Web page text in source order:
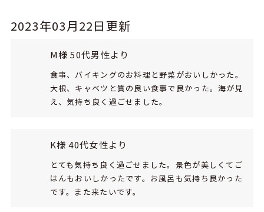
2023年03月22日更新
M様 50代男性より
食事、バイキングのお料理と野菜がおいしかった。
大根、キャベツと質の良い食事で良かった。海が見
え、気持ち良く過ごせました。
K様 40代女性より
とても気持ち良く過ごせました。景色が美しくてご
はんもおいしかったです。お風呂も気持ち良かった
です。また来たいです。